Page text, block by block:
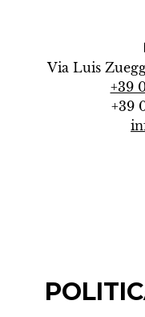
Via Luis
+39
+39